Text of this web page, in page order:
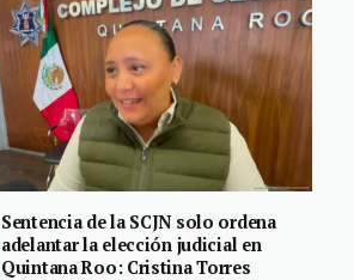
Sentencia de la SCJN solo ordena
adelantar la elección judicial en
Quintana Roo: Cristina Torres